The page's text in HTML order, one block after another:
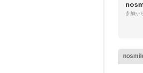
参加か